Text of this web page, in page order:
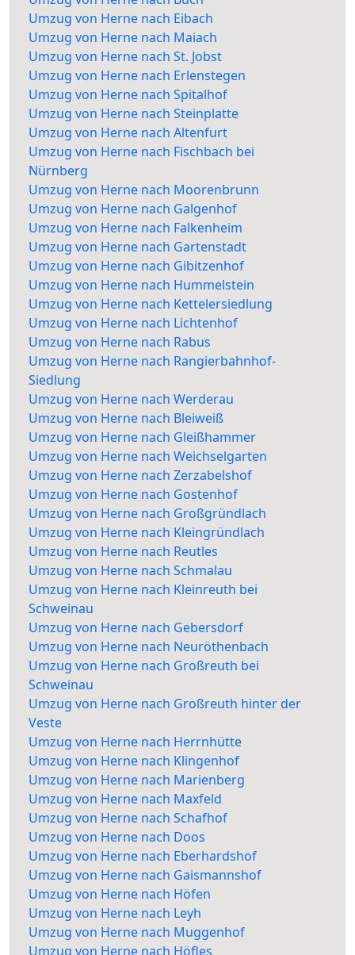
Umzug von Herne nach Eibach
Umzug von Herne nach Maiach
Umzug von Herne nach St. Jobst
Umzug von Herne nach Erlenstegen
Umzug von Herne nach Spitalhof
Umzug von Herne nach Steinplatte
Umzug von Herne nach Altenfurt
Umzug von Herne nach Fischbach bei
Nürnberg
Umzug von Herne nach Moorenbrunn
Umzug von Herne nach Galgenhof
Umzug von Herne nach Falkenheim
Umzug von Herne nach Gartenstadt
Umzug von Herne nach Gibitzenhof
Umzug von Herne nach Hummelstein
Umzug von Herne nach Kettelersiedlung
Umzug von Herne nach Lichtenhof
Umzug von Herne nach Rabus
Umzug von Herne nach Rangierbahnhof-
Siedlung
Umzug von Herne nach Werderau
Umzug von Herne nach Bleiweiß
Umzug von Herne nach Gleißhammer
Umzug von Herne nach Weichselgarten
Umzug von Herne nach Zerzabelshof
Umzug von Herne nach Gostenhof
Umzug von Herne nach Großgründlach
Umzug von Herne nach Kleingründlach
Umzug von Herne nach Reutles
Umzug von Herne nach Schmalau
Umzug von Herne nach Kleinreuth bei
Schweinau
Umzug von Herne nach Gebersdorf
Umzug von Herne nach Neuröthenbach
Umzug von Herne nach Großreuth bei
Schweinau
Umzug von Herne nach Großreuth hinter der
Veste
Umzug von Herne nach Herrnhütte
Umzug von Herne nach Klingenhof
Umzug von Herne nach Marienberg
Umzug von Herne nach Maxfeld
Umzug von Herne nach Schafhof
Umzug von Herne nach Doos
Umzug von Herne nach Eberhardshof
Umzug von Herne nach Gaismannshof
Umzug von Herne nach Höfen
Umzug von Herne nach Leyh
Umzug von Herne nach Muggenhof
Umzug von Herne nach Höfles